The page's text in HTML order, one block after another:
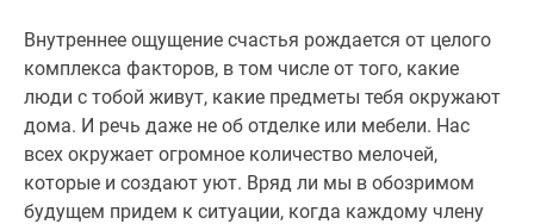
Внутреннее ощущение счастья рождается от целого
комплекса факторов, в том числе от того, какие
люди с тобой живут, какие предметы тебя окружают
дома. И речь даже не об отделке или мебели. Нас
всех окружает огромное количество мелочей,
которые и создают уют. Вряд ли мы в обозримом
будущем придем к ситуации, когда каждому члену